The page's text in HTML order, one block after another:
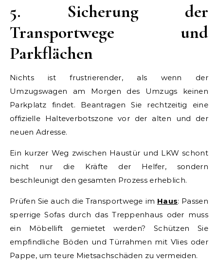
5. Sicherung der
Transportwege und
Parkflächen
Nichts ist frustrierender, als wenn der
Umzugswagen am Morgen des Umzugs keinen
Parkplatz findet. Beantragen Sie rechtzeitig eine
offizielle Halteverbotszone vor der alten und der
neuen Adresse.
Ein kurzer Weg zwischen Haustür und LKW schont
nicht nur die Kräfte der Helfer, sondern
beschleunigt den gesamten Prozess erheblich.
Prüfen Sie auch die Transportwege im Haus: Passen
sperrige Sofas durch das Treppenhaus oder muss
ein Möbellift gemietet werden? Schützen Sie
empfindliche Böden und Türrahmen mit Vlies oder
Pappe, um teure Mietsachschäden zu vermeiden.